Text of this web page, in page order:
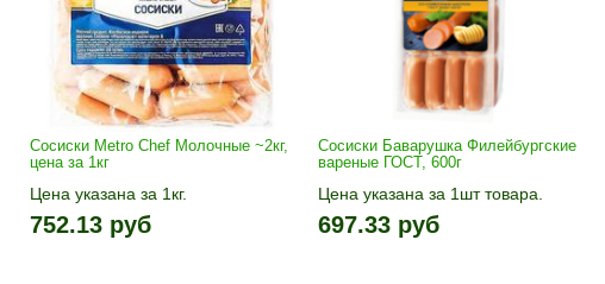
Сосиски Metro Chef Молочные ~2кг,
цена за 1кг
Цена указана за 1кг.
1кг прибавляется кнопками «+»
и «-». Выбрав количество,
752.13 руб
Сосиски Баварушка Филейбургские
вареные ГОСТ, 600г
Цена указана за 1шт товара.
1шт прибавляется кнопками «+»
и «-». Выберите нужное
697.33 руб